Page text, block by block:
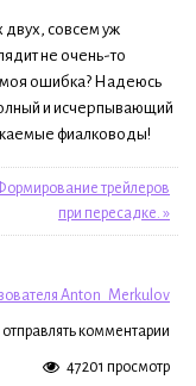
двух, совсем уж
не очень-то
моя ошибка? Надеюсь
и исчерпывающий
фиалководы!
трейлеров
при пересадке. »
Anton_Merkulov
отправлять комментарии
47201 просмотр